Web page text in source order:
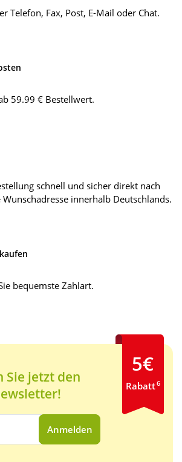
Telefon, Fax, Post, E-Mail oder Chat.
59.99 € Bestellwert.
schnell und sicher direkt nach
innerhalb Deutschlands.
bequemste Zahlart.
Sie jetzt den
Anmelden
5€
Rabatt6